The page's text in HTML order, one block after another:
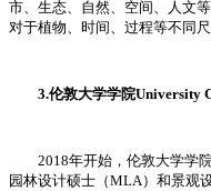
市、生态、自然、空间、人文
对于植物、时间、过程等不同
3.伦敦大学学院University
2018年开始，伦敦大学学院
园林设计硕士（MLA）和景观